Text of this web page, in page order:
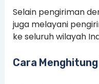
Selain pengiriman
juga melayani
ke seluruh wilayah
Cara